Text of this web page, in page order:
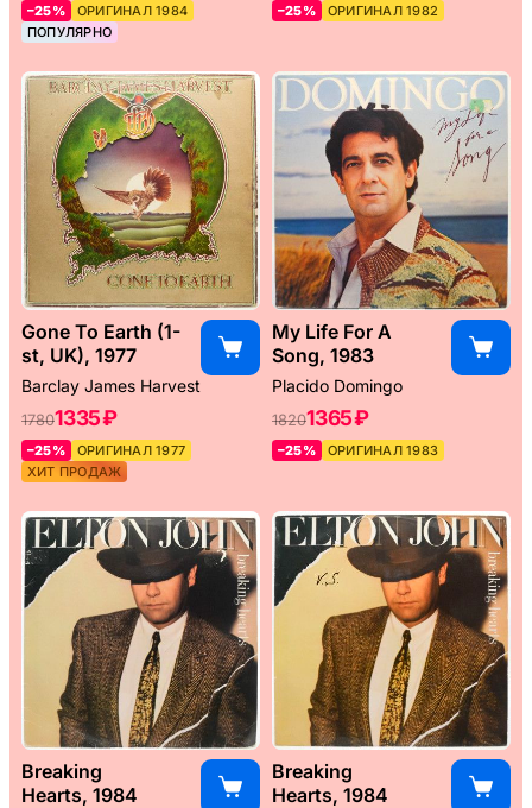
–25%
ОРИГИНАЛ 1984
ПОПУЛЯРНО
–25% ОРИГИНАЛ 1982
Gone To Earth (1-
st, UK), 1977
Barclay James Harvest
17801335 ₽
–25%
ОРИГИНАЛ 1977
ХИТ ПРОДАЖ
My Life For A
Song, 1983
Placido Domingo
18201365 ₽
–25% ОРИГИНАЛ 1983
Breaking
Hearts, 1984
Breaking
Hearts, 1984